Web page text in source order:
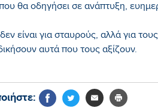
θα οδηγήσει σε ανάπτυξη,
είναι για σταυρούς, αλλά για
αυτά που τους αξίζουν.